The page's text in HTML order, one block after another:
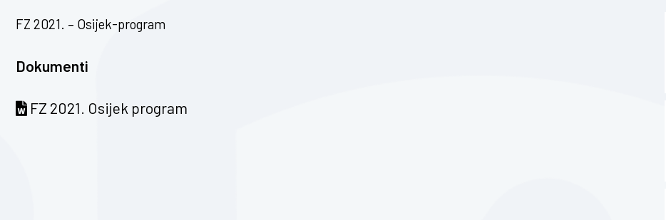
FZ 2021. – Osijek-program
Dokumenti
FZ 2021. Osijek program